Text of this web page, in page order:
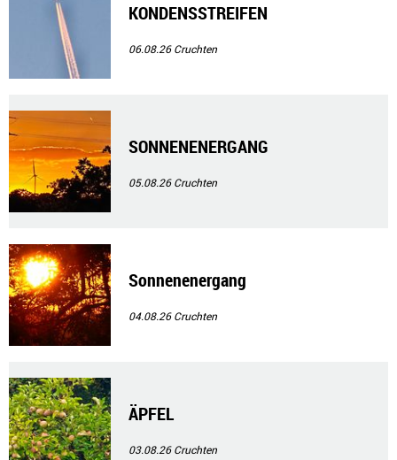
KONDENSSTREIFEN
06.08.26Cruchten
SONNENENERGANG
05.08.26Cruchten
Sonnenenergang
04.08.26Cruchten
ÄPFEL
03.08.26Cruchten